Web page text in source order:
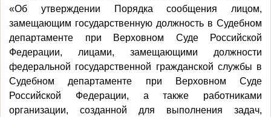
«Об утверждении Порядка сообщения лицом,
замещающим государственную должность в Судебном
департаменте при Верховном Суде Российской
Федерации, лицами, замещающими должности
федеральной государственной гражданской службы в
Судебном департаменте при Верховном Суде
Российской Федерации, а также работниками
организации, созданной для выполнения задач,